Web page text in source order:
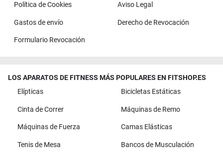
Política de Cookies Aviso Legal
Gastos de envío Derecho de Revocación
Formulario Revocación
LOS APARATOS DE FITNESS MÁS POPULARES EN FITSHOP.ES
Elípticas
Bicicletas Estáticas
Cinta de Correr Máquinas de Remo
Máquinas de Fuerza Camas Elásticas
Tenis de Mesa Bancos de Musculación